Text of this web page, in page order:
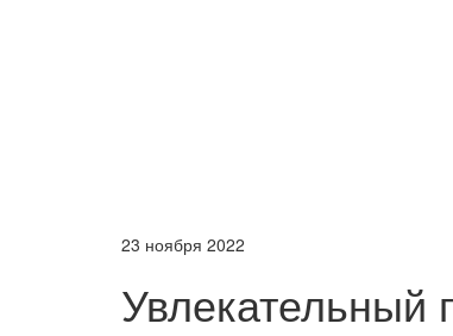
23 ноября 2022
Увлекательный